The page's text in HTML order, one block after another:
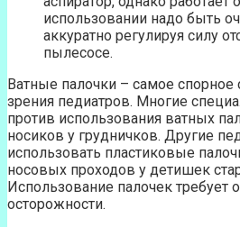
использовании надо быть
аккуратно регулируя силу
пылесосе.
Ватные палочки – самое спорное
зрения педиатров. Многие
против использования ватных
носиков у грудничков. Другие
использовать пластиковые
носовых проходов у детишек
Использование палочек требует
осторожности.